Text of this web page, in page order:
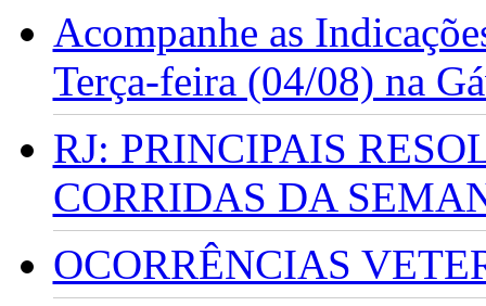
Acompanhe as
Terça-feira (04/08) na
RJ: PRINCIPAIS
CORRIDAS DA
OCORRÊNCIAS